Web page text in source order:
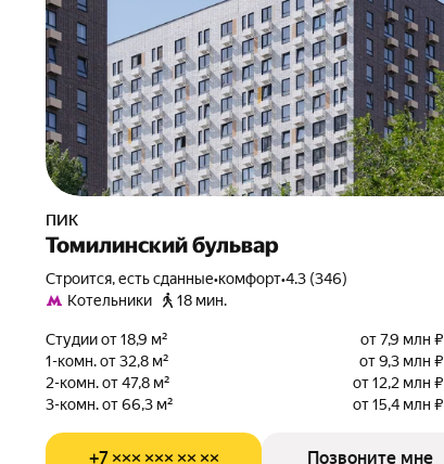
ПИК
Томилинский бульвар
Строится, есть сданные•комфорт•4.3 (346)
Котельники
18 мин.
Студии от 18,9 м²
от 7,9 млн ₽
1-комн. от 32,8 м²
от 9,3 млн ₽
2-комн. от 47,8 м²
от 12,2 млн ₽
3-комн. от 66,3 м²
от 15,4 млн ₽
+7 ××× ××× ×× ×× Позвоните мне